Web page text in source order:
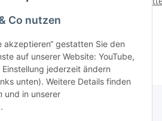
Co nutzen
akzeptieren“ gestatten Sie den
auf unserer Website: YouTube,
jederzeit ändern
unten). Weitere Details finden
und in unserer
.
schwarz 38 Zähne